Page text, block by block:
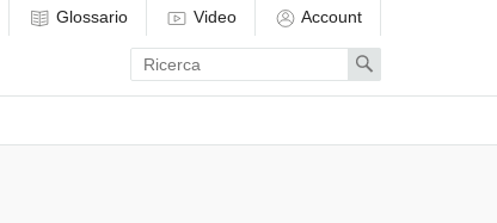
Glossario Video Account
Enter
search
term
Search